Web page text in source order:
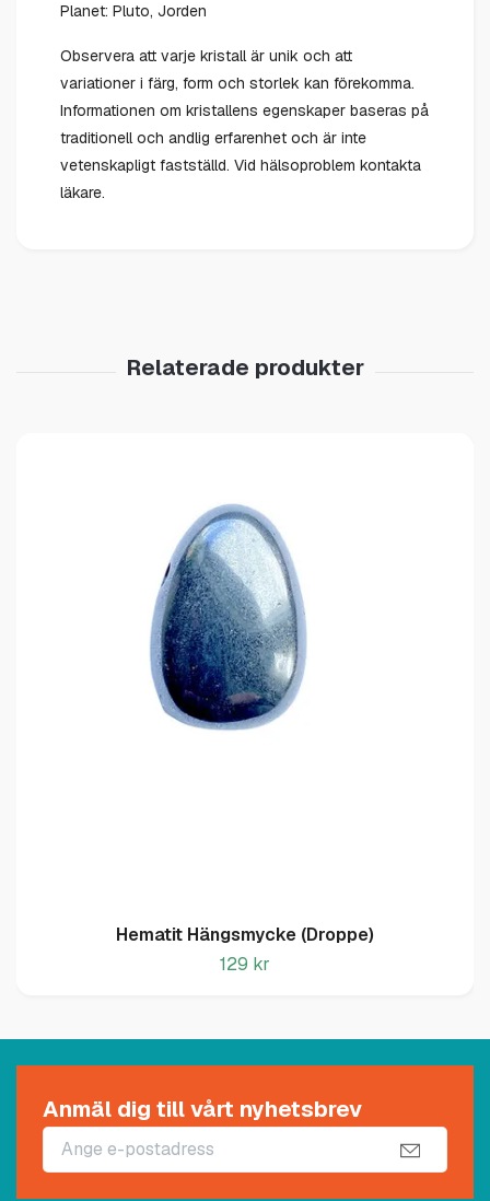
Planet: Pluto, Jorden
Observera att varje kristall är unik och att
variationer i färg, form och storlek kan förekomma.
Informationen om kristallens egenskaper baseras på
traditionell och andlig erfarenhet och är inte
vetenskapligt fastställd. Vid hälsoproblem kontakta
läkare.
Hematit Hängsmycke (Droppe)
129 kr
Anmäl dig till vårt nyhetsbrev